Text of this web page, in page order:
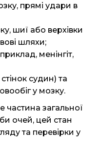
прямі удари в
шиї або верхівки
шляхи;
менінгіт,
судин) та
у мозку.
частина загальної
очей, цей стан
та перевірки у